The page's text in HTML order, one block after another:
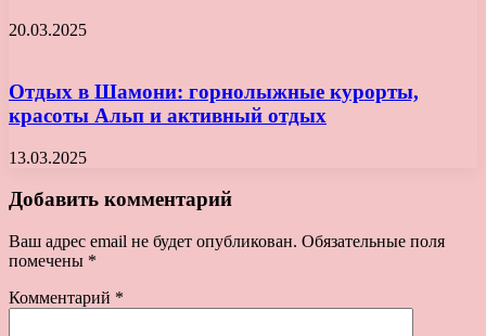
20.03.2025
Отдых в Шамони: горнолыжные курорты,
красоты Альп и активный отдых
13.03.2025
Добавить комментарий
Ваш адрес email не будет опубликован. Обязательные поля
помечены *
Комментарий *